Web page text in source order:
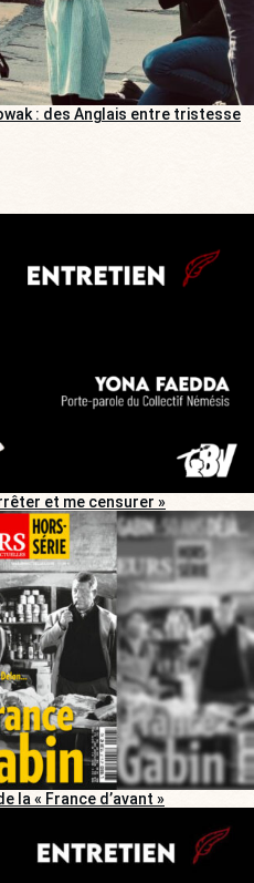
: des Anglais entre tristesse
et me censurer »
la « France d’avant »